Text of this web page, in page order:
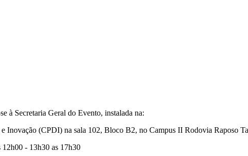
à Secretaria Geral do Evento, instalada na:
Inovação (CPDI) na sala 102, Bloco B2, no Campus II Rodovia Raposo
- 13h30 as 17h30